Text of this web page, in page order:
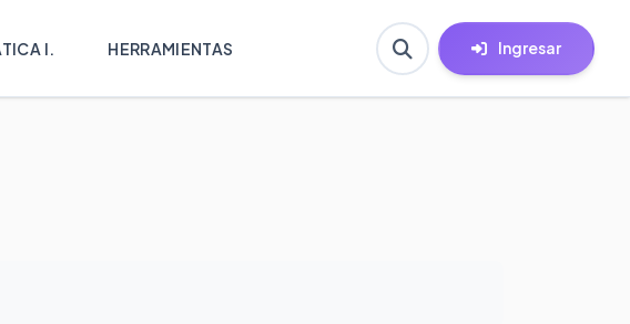
I. HERRAMIENTAS Ingresar